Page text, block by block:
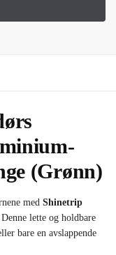
(Grønn)
med Shinetrip
lette og holdbare
bare en avslappende